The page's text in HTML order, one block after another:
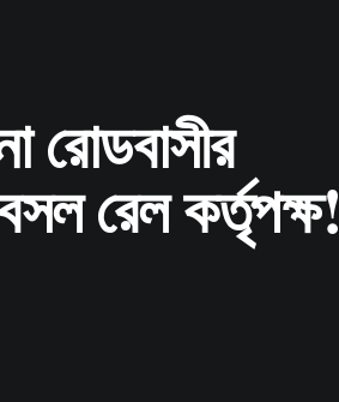
রোডবাসীর
রেল কর্তৃপক্ষ!